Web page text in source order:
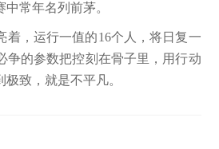
常年名列前茅。
着，运行一值的16个人，将日复一
争的参数把控刻在骨子里，用行动
致，就是不平凡。